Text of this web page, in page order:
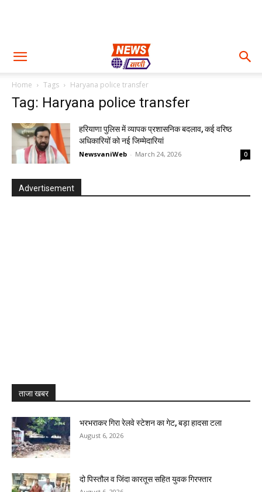
Home Tags Haryana police transfer
Tag: Haryana police transfer
हरियाणा पुलिस में व्यापक प्रशासनिक बदलाव, कई वरिष्ठ
अधिकारियों को नई जिम्मेदारियां
NewsvaniWeb - March 24, 2026 0
Advertisement
ताजा खबर
भरभराकर गिरा रेलवे स्टेशन का गेट, बड़ा हादसा टला
August 6, 2026
दो पिस्तौल व जिंदा कारतूस सहित युवक गिरफ्तार